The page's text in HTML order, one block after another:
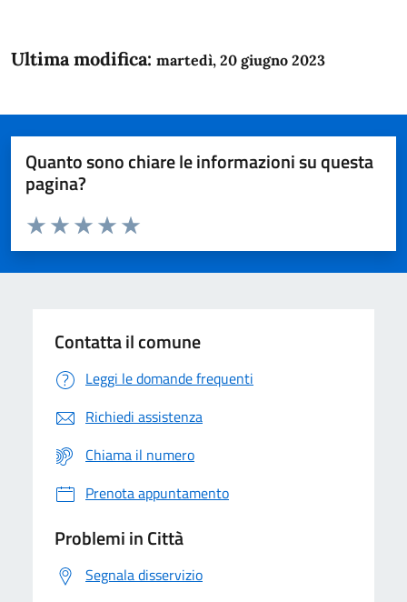
Ultima modifica: martedì, 20 giugno 2023
Quanto sono chiare le informazioni su questa
pagina?
Domanda
Valuta da 1 a 5 stelle la pagina
Valuta 5 stelle su 5
Valuta 4 stelle su 5
Valuta 3 stelle su 5
Valuta 2 stelle su 5
Valuta 1 stelle su 5
Contatta il comune
Leggi le domande frequenti
Richiedi assistenza
Chiama il numero
Prenota appuntamento
Problemi in Città
Segnala disservizio